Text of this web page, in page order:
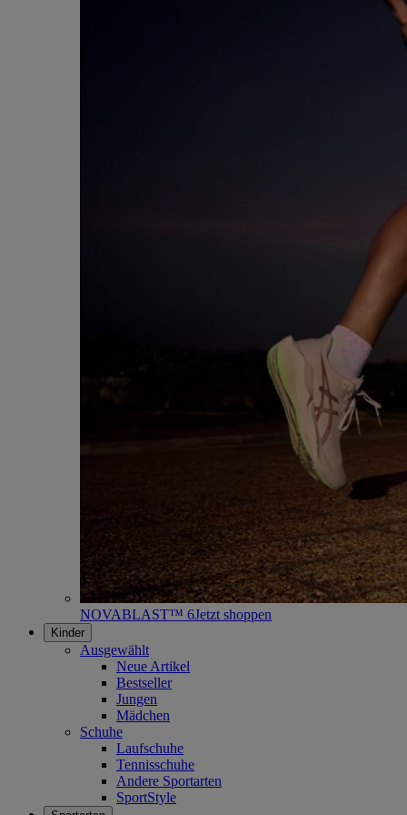
NOVABLAST™ 6Jetzt shoppen
Kinder
Ausgewählt
Neue Artikel
Bestseller
Jungen
Mädchen
Schuhe
Laufschuhe
Tennisschuhe
Andere Sportarten
SportStyle